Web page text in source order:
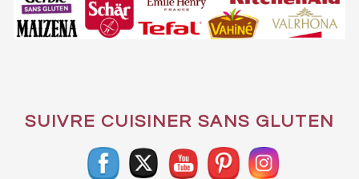
SUIVRE CUISINER SANS GLUTEN